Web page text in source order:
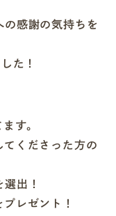
の感謝の気持ちを
た！
す。
てくださった方の
出！
レゼント！